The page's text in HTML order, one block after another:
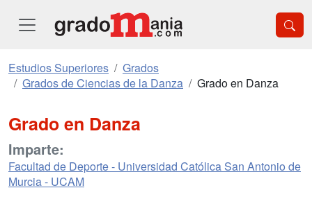
Estudios Superiores
Grados
Grados de Ciencias de la Danza
Grado en Danza
Grado en Danza
Imparte:
Facultad de Deporte - Universidad Católica San Antonio de
Murcia - UCAM